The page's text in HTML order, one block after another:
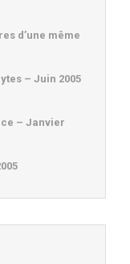
d’une même
– Juin 2005
– Janvier